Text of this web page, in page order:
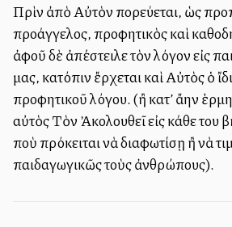
Πρὶν ἀπὸ Αὐτὸν πορεύεται, ὡς
προάγγελος, προφητικὸς καὶ
ἀφοῦ δὲ ἀπέστειλε τὸν λόγον εἰς
μας, κατόπιν ἔρχεται καὶ Αὐτὸς ὁ
προφητικοῦ λόγου. (ἢ κατ’ ἄλλην
αὐτὸς Τὸν Ἀκολουθεῖ εἰς κάθε του
ποὺ πρόκειται νὰ διαφωτίσῃ ἢ νὰ
παιδαγωγικῶς τοὺς ἀνθρώπους).